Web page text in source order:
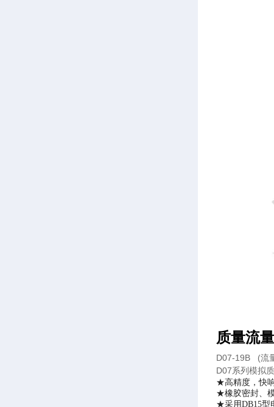
质量流
D07-19B (流
D07系列模拟
★高精度，快
★橡胶密封、
★采用DB15型